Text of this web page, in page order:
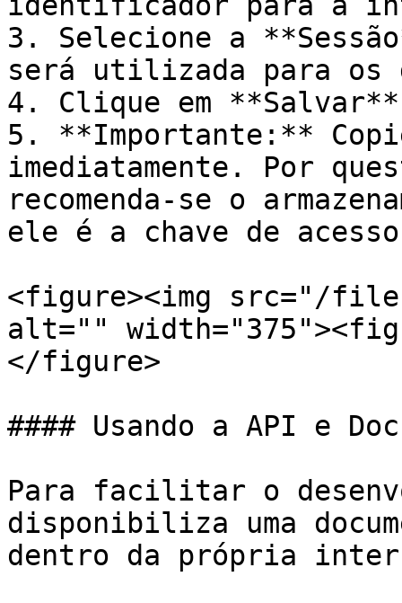
3. Selecione a
será utilizada para os
4. Clique em
5. **Importante:**
imediatamente. Por
recomenda-se o
ele é a chave de
<figure><img src="/
alt=""
</figure>
#### Usando a API e
Para facilitar o
disponibiliza uma
dentro da própria